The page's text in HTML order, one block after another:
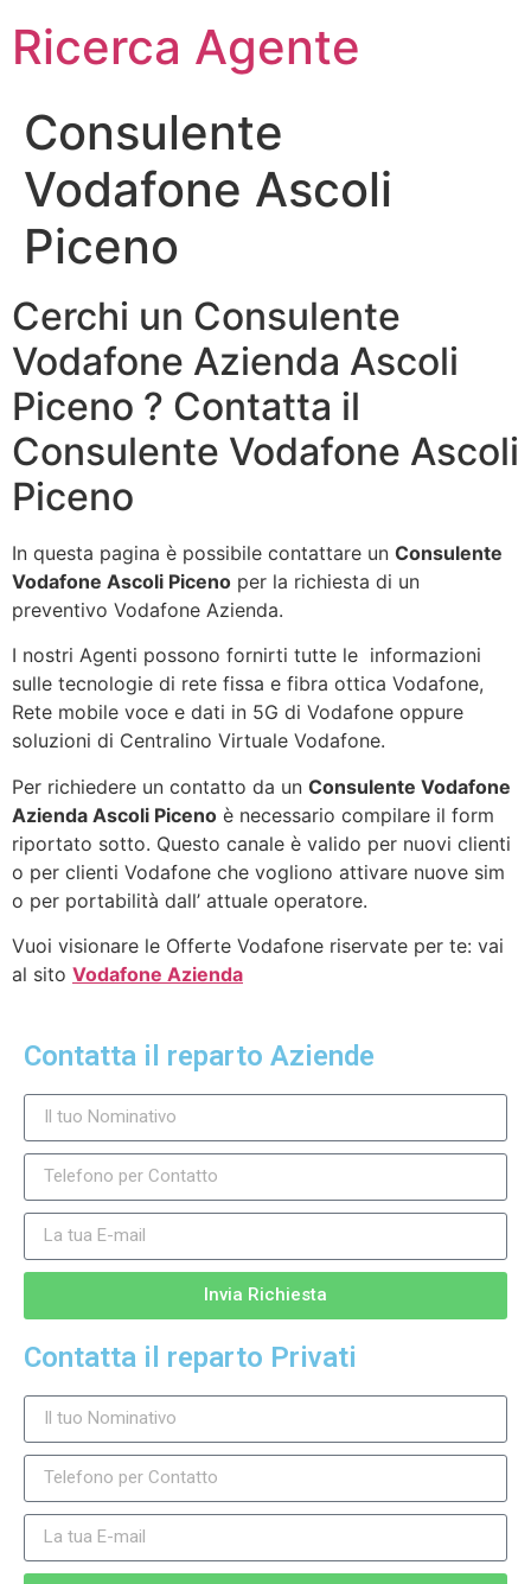
Ricerca Agente
Consulente
Vodafone Ascoli
Piceno
Cerchi un Consulente
Vodafone Azienda Ascoli
Piceno ? Contatta il
Consulente Vodafone Ascoli
Piceno
In questa pagina è possibile contattare un Consulente
Vodafone Ascoli Piceno per la richiesta di un
preventivo Vodafone Azienda.
I nostri Agenti possono fornirti tutte le informazioni
sulle tecnologie di rete fissa e fibra ottica Vodafone,
Rete mobile voce e dati in 5G di Vodafone oppure
soluzioni di Centralino Virtuale Vodafone.
Per richiedere un contatto da un Consulente Vodafone
Azienda Ascoli Piceno è necessario compilare il form
riportato sotto. Questo canale è valido per nuovi clienti
o per clienti Vodafone che vogliono attivare nuove sim
o per portabilità dall’ attuale operatore.
Vuoi visionare le Offerte Vodafone riservate per te: vai
al sito Vodafone Azienda
Contatta il reparto Aziende
Invia Richiesta
Contatta il reparto Privati